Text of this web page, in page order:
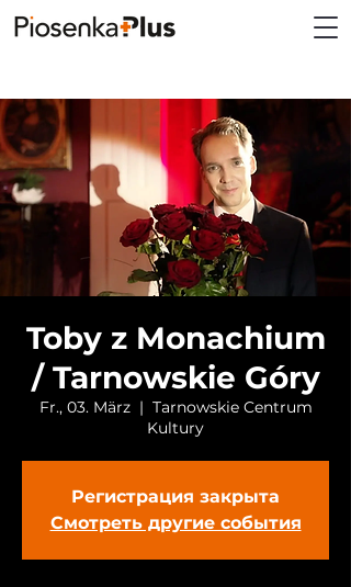
Toby z Monachium
/ Tarnowskie Góry
Fr., 03. März
  |
Tarnowskie Centrum
Kultury
Регистрация закрыта
Смотреть другие события